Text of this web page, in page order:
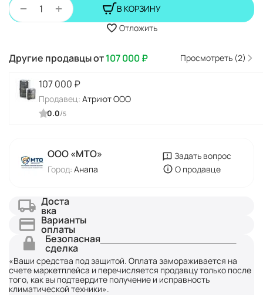
+
−
В КОРЗИНУ
Отложить
Другие продавцы от107 000₽ Просмотреть (2)
107 000 ₽
Продавец: Атриют ООО
0.0/5
ООО «МТО»
Город: Анапа
Задать вопрос
О продавце
Доста
вка
Варианты
оплаты
Безопасная
сделка
«Ваши средства под защитой. Оплата замораживается на
счете маркетплейса и перечисляется продавцу только после
того, как вы подтвердите получение и исправность
климатической техники».